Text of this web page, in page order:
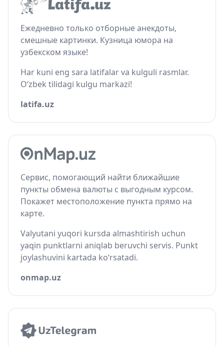
Ежедневно только отборные анекдоты,
смешные картинки. Кузница юмора на
узбекском языке!
Har kuni eng sara latifalar va kulguli rasmlar.
O‘zbek tilidagi kulgu markazi!
latifa.uz
Сервис, помогающий найти ближайшие
пункты обмена валюты с выгодным курсом.
Покажет местоположение пункта прямо на
карте.
Valyutani yuqori kursda almashtirish uchun
yaqin punktlarni aniqlab beruvchi servis. Punkt
joylashuvini kartada ko‘rsatadi.
onmap.uz